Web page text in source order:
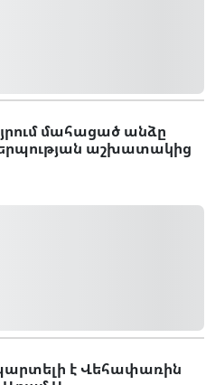
մահացած անձը
աշխատակից
է Վեհափառին